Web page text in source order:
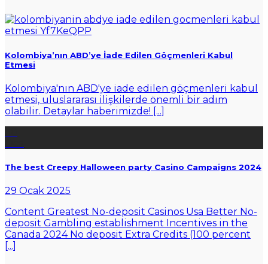
Kolombiya’nın ABD’ye İade Edilen Göçmenleri Kabul
Etmesi
Kolombiya'nın ABD'ye iade edilen göçmenleri kabul
etmesi, uluslararası ilişkilerde önemli bir adım
olabilir. Detaylar haberimizde! [...]
The best Creepy Halloween party Casino Campaigns 2024
29 Ocak 2025
Content Greatest No-deposit Casinos Usa Better No-
deposit Gambling establishment Incentives in the
Canada 2024 No deposit Extra Credits (100 percent
[...]